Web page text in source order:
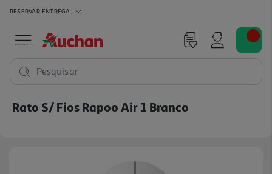
RESERVAR ENTREGA
Pesquisar
Rato S/ Fios Rapoo Air 1 Branco